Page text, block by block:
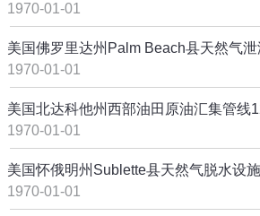
1970-01-01
美国佛罗里达州Palm Beach县天然气泄
1970-01-01
美国北达科他州西部油田原油汇集管线
1970-01-01
美国怀俄明州Sublette县天然气脱水设
1970-01-01